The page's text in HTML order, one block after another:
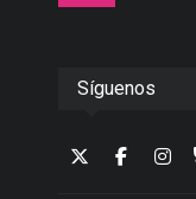
Síguenos